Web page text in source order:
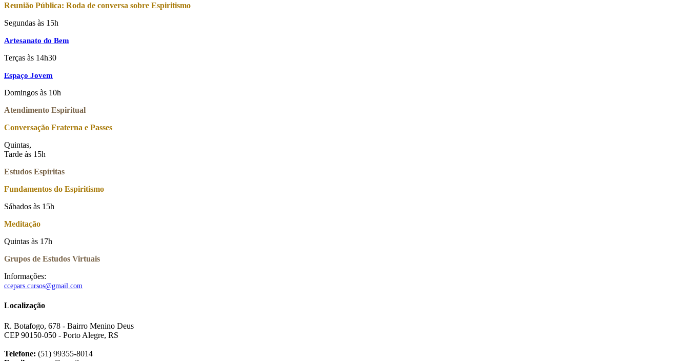
Reunião Pública: Roda de conversa sobre Espiritismo
Segundas às 15h
Artesanato do Bem
Terças às 14h30
Espaço Jovem
Domingos às 10h
Atendimento Espiritual
Conversação Fraterna e Passes
Quintas,
Tarde às 15h
Estudos Espíritas
Fundamentos do Espiritismo
Sábados às 15h
Meditação
Quintas às 17h
Grupos de Estudos Virtuais
Informações:
ccepars.cursos@gmail.com
Localização
R. Botafogo, 678 - Bairro Menino Deus
CEP 90150-050 - Porto Alegre, RS
Telefone: (51) 99355-8014